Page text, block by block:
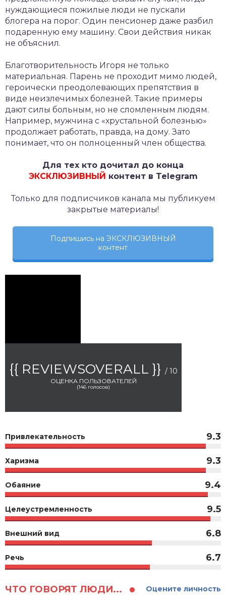
нуждающиеся пожилые люди не пускали
блогера на порог. Один пенсионер даже разбил
подаренную ему машину. Свои действия никак
не объяснил.
Благотворительность Игоря не только
материальная. Парень не проходит мимо людей,
героически преодолевающих препятствия в
виде неизлечимых болезней. Такие примеры
дают силы больным, но не сломленным людям.
Например, мужчина с «хрустальной болезнью»
продолжает работать, правда, на дому. Зато
понимает, что он полноценный член общества.
Для тех кто дочитал до конца
ЭКСКЛЮЗИВНЫЙ контент в Telegram
Только для подписчиков канала мы публикуем
закрытые материалы!
Подпишись на ЭКСКЛЮЗИВНЫЙ
контент
{{ REVIEWSOVERALL }} / 10
ОЦЕНКА ПОЛЬЗОВАТЕЛЕЙ
(146 голосов)
Привлекательность 9.3
Харизма 9.3
Обаяние 9.4
Целеустремленность 9.5
Внешний вид 6.8
Речь 6.7
ЧТО ГОВОРЯТ ЛЮДИ... Оцените личность